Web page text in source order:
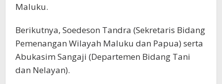
Maluku.
Berikutnya, Soedeson Tandra (Sekretaris Bidang
Pemenangan Wilayah Maluku dan Papua) serta
Abukasim Sangaji (Departemen Bidang Tani
dan Nelayan).